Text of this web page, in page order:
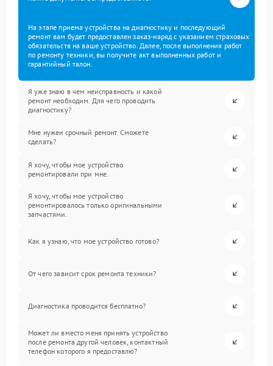
На этапе приема устройства на диагностику и последующий
ремонт вам будет предоставлен заказ-наряд с указанием страховых
обязательств на ваше устройство. Далее, после выполнения работ
по ремонту техники, вы получите акт выполненных работ и
гарантийный талон.
Я уже знаю в чем неисправность и какой
ремонт необходим. Для чего проводить
диагностику?
Мне нужен срочный ремонт. Сможете
сделать?
Я хочу, чтобы мое устройство
ремонтировали при мне.
Я хочу, чтобы мое устройство
ремонтировалось только оригинальными
запчастями.
Как я узнаю, что мое устройство готово?
От чего зависит срок ремонта техники?
Диагностика проводится бесплатно?
Может ли вместо меня принять устройство
после ремонта другой человек, контактный
телефон которого я предоставлю?